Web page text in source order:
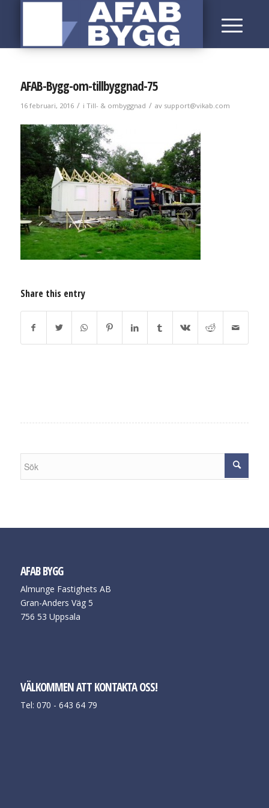
AFAB-Bygg-om-tillbyggnad-75
16 februari, 2016 / i Till- & ombyggnad / av support@vikab.com
Share this entry
AFAB BYGG
Almunge Fastighets AB
Gran-Anders Väg 5
756 53 Uppsala
VÄLKOMMEN ATT KONTAKTA OSS!
Tel: 070 - 643 64 79